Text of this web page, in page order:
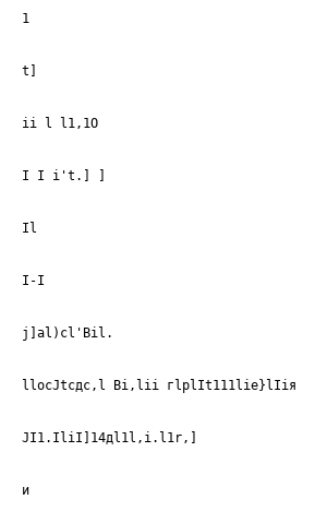
1
t]
ii l l1,1O
I I i't.] ]
Il
I-I
j]al)cl'Bil.
llосJtсдс,l Bi,lii гlрlIt111liе}lIiя
JI1.IliI]14дl1l,i.l1r,]
и